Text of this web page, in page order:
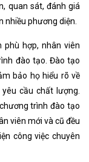
quan sát, đánh giá
nhiều phương diện.
phù hợp, nhân viên
đào tạo. Đào tạo
bảo họ hiểu rõ về
cầu chất lượng.
trình đào tạo
viên mới và cũ đều
công việc chuyên